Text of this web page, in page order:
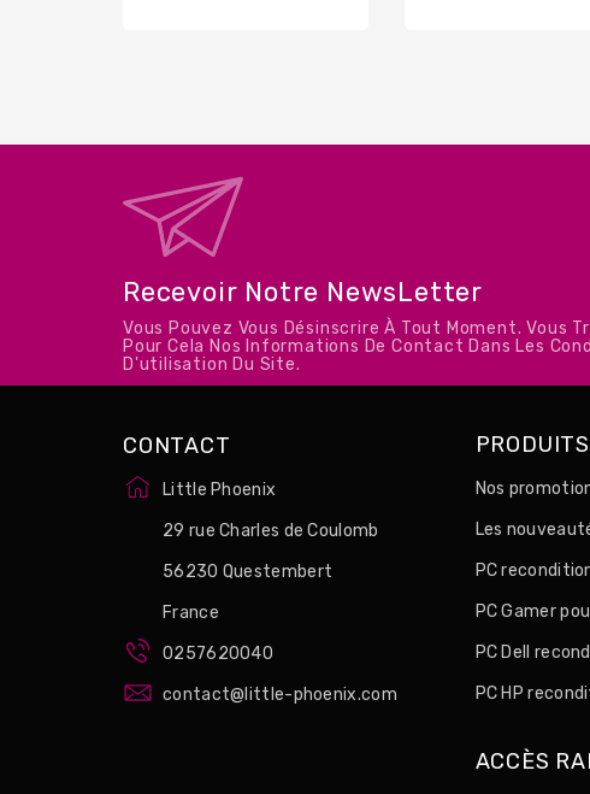
Recevoir Notre NewsLetter
Vous Pouvez Vous Désinscrire À Tout Moment. Vous
Pour Cela Nos Informations De Contact Dans Les
D'utilisation Du Site.
CONTACT
Little Phoenix
29 rue Charles de Coulomb
56230 Questembert
France
0257620040
contact@little-phoenix.com
PRODUITS
Nos
Les
PC
PC Gamer
PC Dell
PC HP
ACCÈS